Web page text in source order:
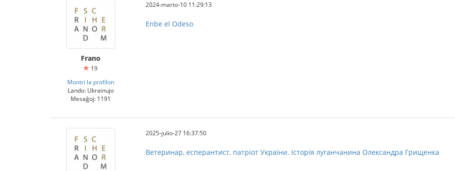
Frano
19
Montri la profilon
Lando: Ukrainujo
Mesaĝoj: 1191
2024-marto-10 11:29:13
Enbe el Odeso
2025-julio-27 16:37:50
Ветеринар, есперантист, патріот України. Історія луганчанина Олександра Грищенка